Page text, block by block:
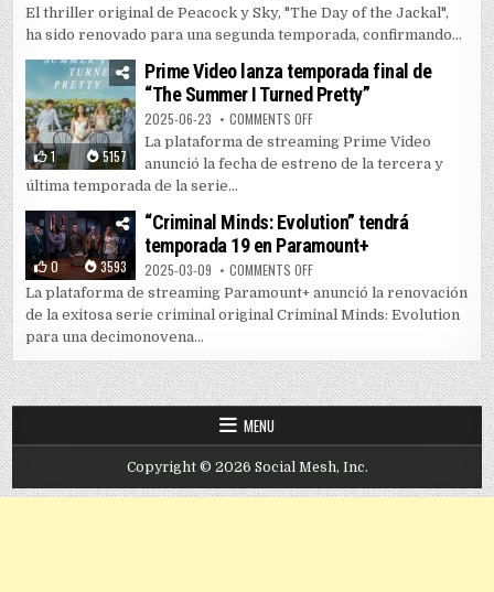
El thriller original de Peacock y Sky, "The Day of the Jackal",
ha sido renovado para una segunda temporada, confirmando...
1 5157
Prime Video lanza temporada final de
“The Summer I Turned Pretty”
2025-06-23 COMMENTS OFFON PRIME VIDEO LANZA
La plataforma de streaming Prime Video
anunció la fecha de estreno de la tercera y
última temporada de la serie...
0 3593
“Criminal Minds: Evolution” tendrá
temporada 19 en Paramount+
2025-03-09 COMMENTS OFFON “CRIMINAL MINDS:
La plataforma de streaming Paramount+ anunció la renovación
de la exitosa serie criminal original Criminal Minds: Evolution
para una decimonovena...
MENU
Copyright © 2026 Social Mesh, Inc.